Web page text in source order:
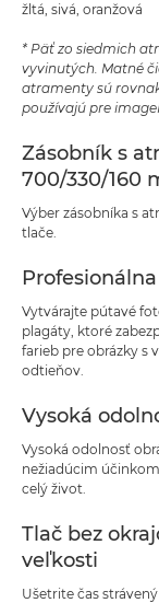
žltá, sivá, oranžová
* Päť zo siedmich
vyvinutých. Matné
atramenty sú
používajú pre
Zásobník s
700/330/160
Výber zásobníka s
tlače.
Vytvárajte pútavé
plagáty, ktoré
farieb pre obrázky s
odtieňov.
Vysoká
Vysoká odolnosť
nežiadúcim
celý život.
Tlač bez
veľkosti
Ušetrite čas